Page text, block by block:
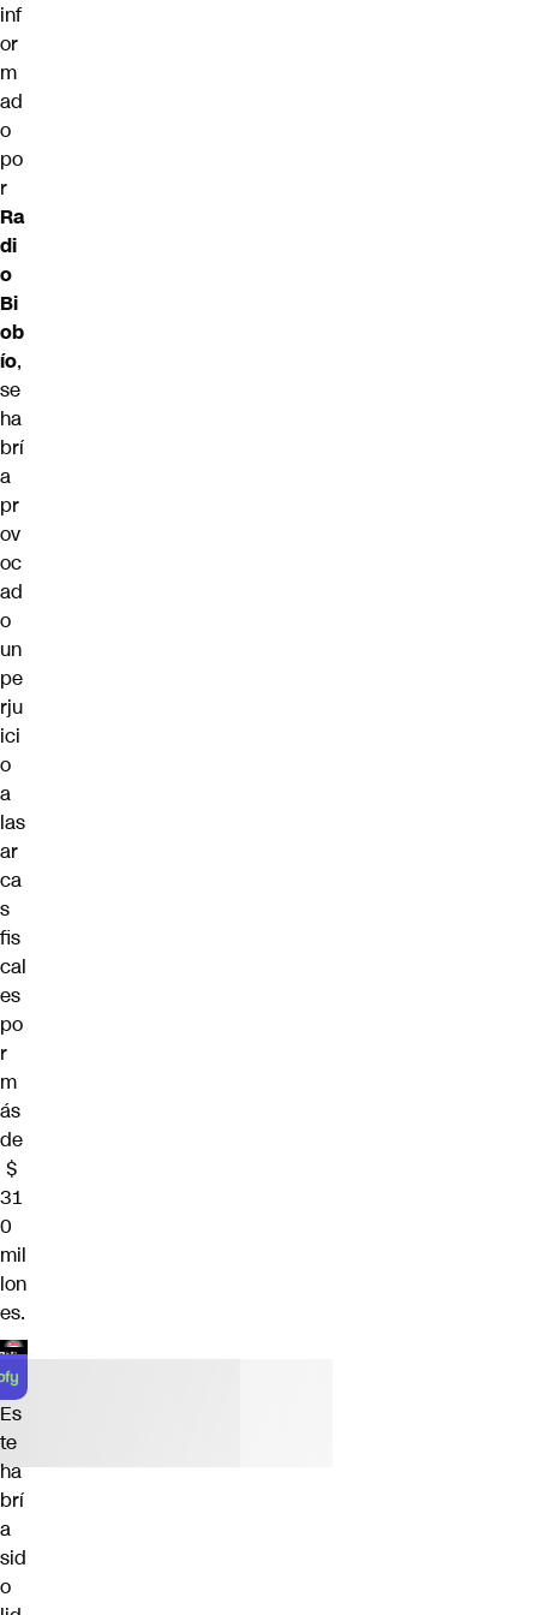
inf
or
m
ad
o
po
r
Ra
di
o
Bi
ob
ío,
se
ha
brí
a
pr
ov
oc
ad
o
un
pe
rju
ici
o
a
las
ar
ca
s
fis
cal
es
po
r
m
ás
de
$
31
0
mil
lon
es.
Es
te
ha
brí
a
sid
o